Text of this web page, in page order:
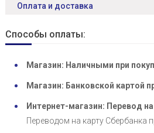
Оплата и доставка
Способы оплаты:
Магазин: Наличными при
Магазин: Банковской картой
Интернет-магазин: Перевод
Переводом на карту Сбербанка